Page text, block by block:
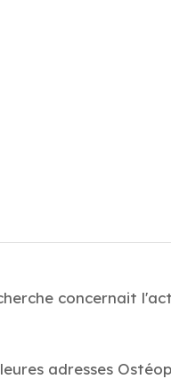
concernait
adresses